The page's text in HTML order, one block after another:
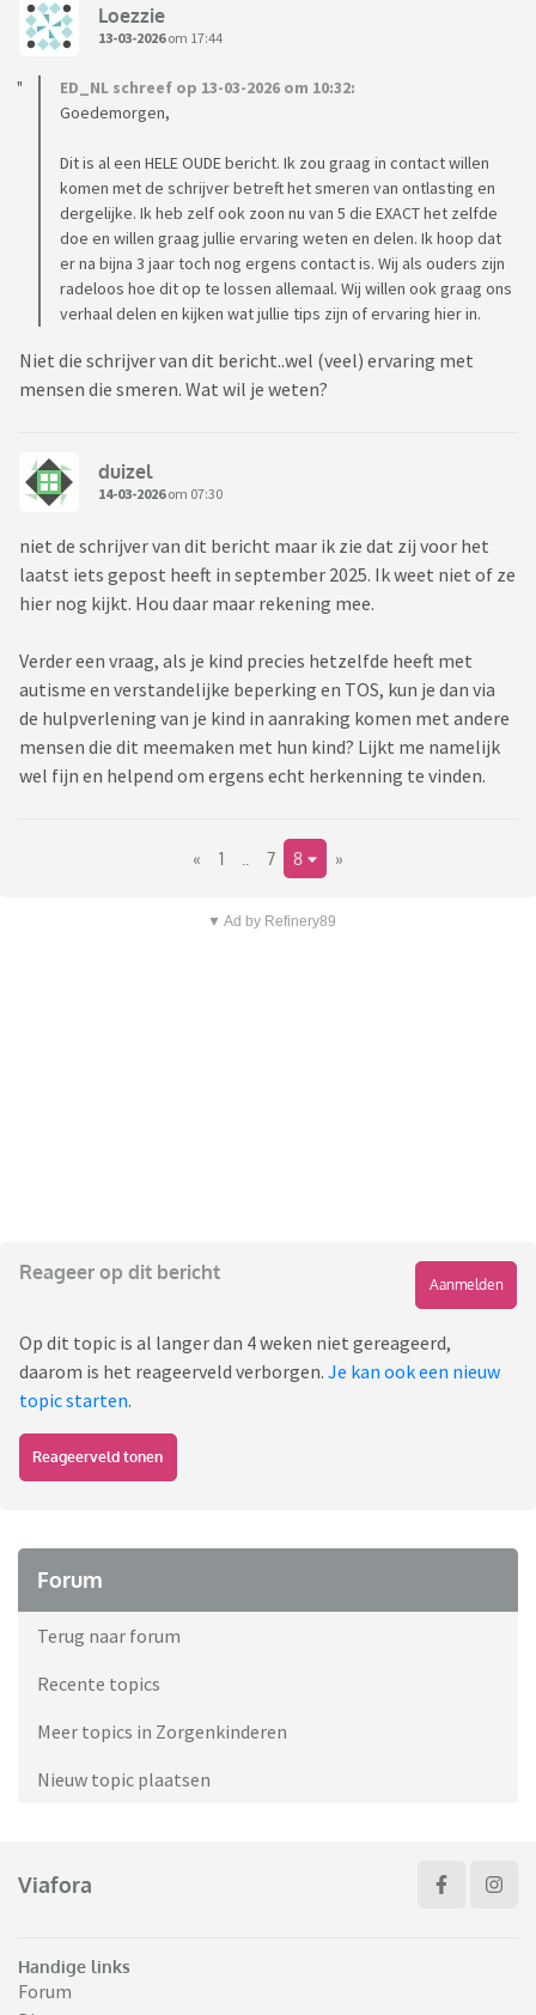
Loezzie
13-03-2026om 17:44
ED_NL schreef op 13-03-2026 om 10:32:
Goedemorgen,
Dit is al een HELE OUDE bericht. Ik zou graag in contact willen
komen met de schrijver betreft het smeren van ontlasting en
dergelijke. Ik heb zelf ook zoon nu van 5 die EXACT het zelfde
doe en willen graag jullie ervaring weten en delen. Ik hoop dat
er na bijna 3 jaar toch nog ergens contact is. Wij als ouders zijn
radeloos hoe dit op te lossen allemaal. Wij willen ook graag ons
verhaal delen en kijken wat jullie tips zijn of ervaring hier in.
Niet die schrijver van dit bericht..wel (veel) ervaring met
mensen die smeren. Wat wil je weten?
duizel
14-03-2026om 07:30
niet de schrijver van dit bericht maar ik zie dat zij voor het
laatst iets gepost heeft in september 2025. Ik weet niet of ze
hier nog kijkt. Hou daar maar rekening mee.
Verder een vraag, als je kind precies hetzelfde heeft met
autisme en verstandelijke beperking en TOS, kun je dan via
de hulpverlening van je kind in aanraking komen met andere
mensen die dit meemaken met hun kind? Lijkt me namelijk
wel fijn en helpend om ergens echt herkenning te vinden.
« 1 7 8 »
▼ Ad by Refinery89
Reageer op dit bericht
Aanmelden
Op dit topic is al langer dan 4 weken niet gereageerd,
daarom is het reageerveld verborgen. Je kan ook een nieuw
topic starten.
Reageerveld tonen
Forum
Terug naar forum
Recente topics
Meer topics in Zorgenkinderen
Nieuw topic plaatsen
Viafora
Handige links
Forum